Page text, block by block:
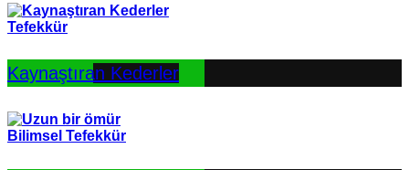
Tefekkür
Kaynaştıran Kederler
Bilimsel Tefekkür